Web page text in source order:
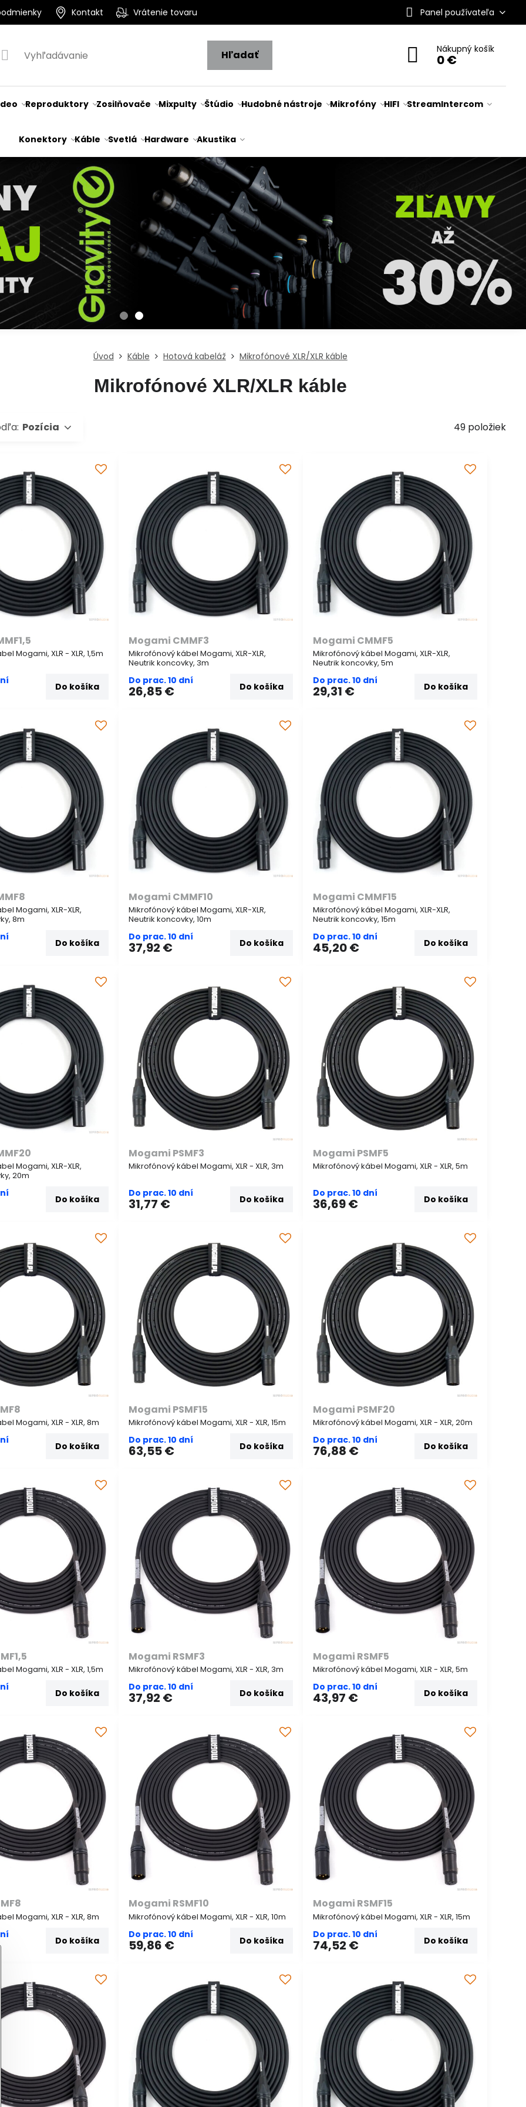
Kontakt Vrátenie tovaru Panel používateľa
Hľadať Nákupný košík
0 €
Reproduktory Zosilňovače Mixpulty Štúdio Hudobné nástroje Mikrofóny HIFI StreamIntercom
Konektory Káble Svetlá Hardware Akustika
Úvod Káble Hotová kabeláž Mikrofónové XLR/XLR káble
Mikrofónové XLR/XLR káble
Pozícia 49 položiek
Mogami, XLR - XLR, 1,5m
Do košíka
Mogami CMMF3
Mikrofónový kábel Mogami, XLR-XLR,
Neutrik koncovky, 3m
Do prac. 10 dní
26,85 € Do košíka
Mogami CMMF5
Mikrofónový kábel Mogami, XLR-XLR,
Neutrik koncovky, 5m
Do prac. 10 dní
29,31 € Do košíka
Mogami, XLR-XLR,
8m
Do košíka
Mogami CMMF10
Mikrofónový kábel Mogami, XLR-XLR,
Neutrik koncovky, 10m
Do prac. 10 dní
37,92 € Do košíka
Mogami CMMF15
Mikrofónový kábel Mogami, XLR-XLR,
Neutrik koncovky, 15m
Do prac. 10 dní
45,20 € Do košíka
Mogami, XLR-XLR,
20m
Do košíka
Mogami PSMF3
Mikrofónový kábel Mogami, XLR - XLR, 3m
Do prac. 10 dní
31,77 € Do košíka
Mogami PSMF5
Mikrofónový kábel Mogami, XLR - XLR, 5m
Do prac. 10 dní
36,69 € Do košíka
Mogami, XLR - XLR, 8m
Do košíka
Mogami PSMF15
Mikrofónový kábel Mogami, XLR - XLR, 15m
Do prac. 10 dní
63,55 € Do košíka
Mogami PSMF20
Mikrofónový kábel Mogami, XLR - XLR, 20m
Do prac. 10 dní
76,88 € Do košíka
Mogami, XLR - XLR, 1,5m
Do košíka
Mogami RSMF3
Mikrofónový kábel Mogami, XLR - XLR, 3m
Do prac. 10 dní
37,92 € Do košíka
Mogami RSMF5
Mikrofónový kábel Mogami, XLR - XLR, 5m
Do prac. 10 dní
43,97 € Do košíka
Mogami, XLR - XLR, 8m
Do košíka
Mogami RSMF10
Mikrofónový kábel Mogami, XLR - XLR, 10m
Do prac. 10 dní
59,86 € Do košíka
Mogami RSMF15
Mikrofónový kábel Mogami, XLR - XLR, 15m
Do prac. 10 dní
74,52 € Do košíka